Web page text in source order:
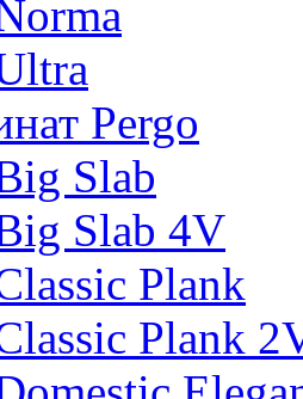
Pergo
Slab
Slab 4V
Plank
Plank